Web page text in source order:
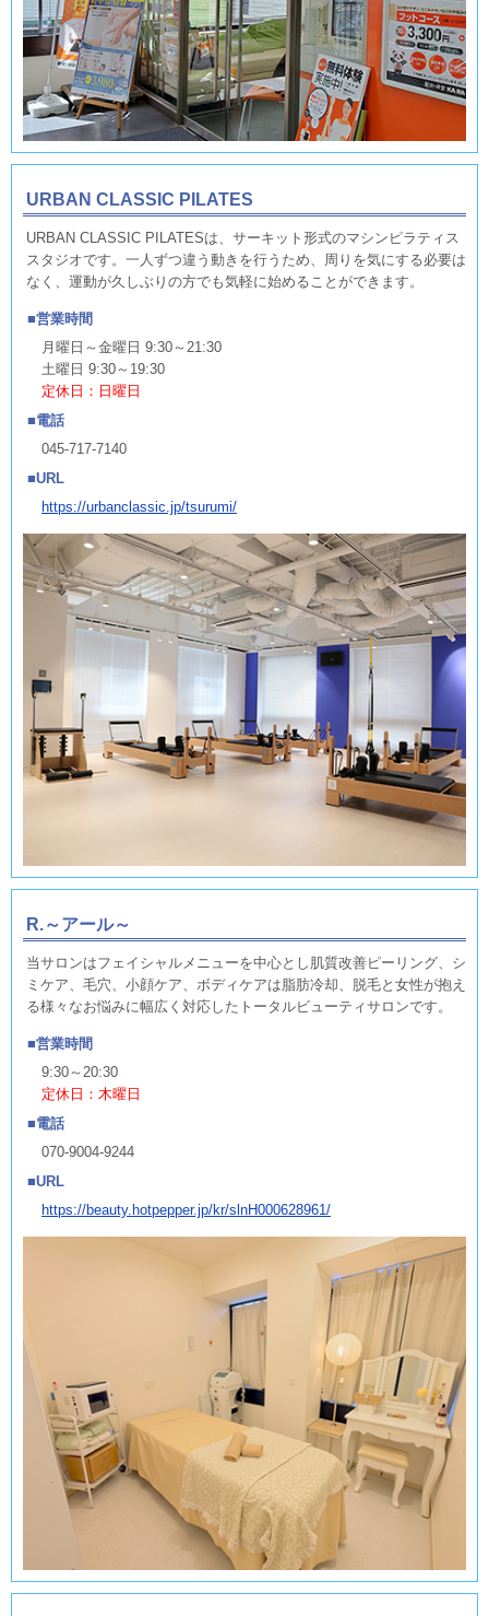
URBAN CLASSIC PILATES
URBAN CLASSIC PILATESは、サーキット形式のマシンピラティス
スタジオです。一人ずつ違う動きを行うため、周りを気にする必要は
なく、運動が久しぶりの方でも気軽に始めることができます。
営業時間
月曜日～金曜日 9:30～21:30
土曜日 9:30～19:30
定休日：日曜日
電話
045-717-7140
URL
https://urbanclassic.jp/tsurumi/
R.～アール～
当サロンはフェイシャルメニューを中心とし肌質改善ピーリング、シ
ミケア、毛穴、小顔ケア、ボディケアは脂肪冷却、脱毛と女性が抱え
る様々なお悩みに幅広く対応したトータルビューティサロンです。
営業時間
9:30～20:30
定休日：木曜日
電話
070-9004-9244
URL
https://beauty.hotpepper.jp/kr/slnH000628961/